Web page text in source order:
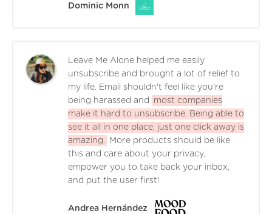
Dominic Monn
Leave Me Alone helped me easily
unsubscribe and brought a lot of relief to
my life. Email shouldn't feel like you're
being harassed and
most companies
make it hard to unsubscribe. Being able to
see it all in one place, just one click away is
amazing.
More products should be like
this and care about your privacy,
empower you to take back your inbox,
and put the user first!
Andrea Hernández